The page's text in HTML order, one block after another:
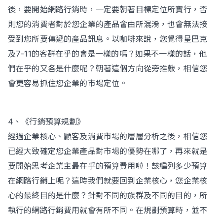
後，要開始網路行銷時，一定要朝著目標定位所實行，否
則您的消費者對於您企業的產品會由所混淆，也會無法接
受到您所要傳遞的產品訊息。以咖啡來說，您覺得星巴克
及7-11的客群在乎的會是一樣的嗎？如果不一樣的話，他
們在乎的又各是什麼呢？朝著這個方向從旁推敲，相信您
會更容易抓住您企業的市場定位。
4、《行銷預算規劃》
經過企業核心、顧客及消費市場的層層分析之後，相信您
已經大致確定您企業產品對市場的優勢在哪了，再來就是
要開始思考企業主最在乎的預算費用啦！該編列多少預算
在網路行銷上呢？這時我們就要回到企業核心，您企業核
心的最終目的是什麼？針對不同的族群及不同的目的，所
執行的網路行銷費用就會有所不同。在規劃預算時，並不